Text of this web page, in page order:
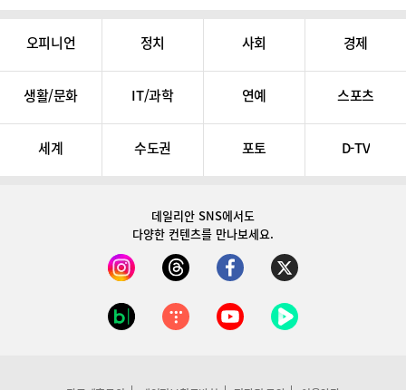
오피니언 정치 사회 경제
생활/문화 IT/과학 연예 스포츠
세계 수도권 포토 D-TV
데일리안 SNS에서도
다양한 컨텐츠를 만나보세요.